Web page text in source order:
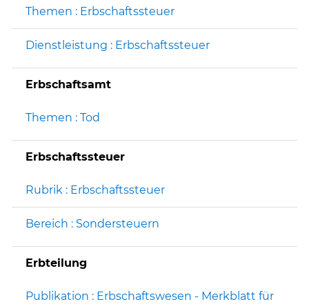
Themen : Erbschaftssteuer
Dienstleistung : Erbschaftssteuer
Erbschaftsamt
Themen : Tod
Erbschaftssteuer
Rubrik : Erbschaftssteuer
Bereich : Sondersteuern
Erbteilung
Publikation : Erbschaftswesen - Merkblatt für